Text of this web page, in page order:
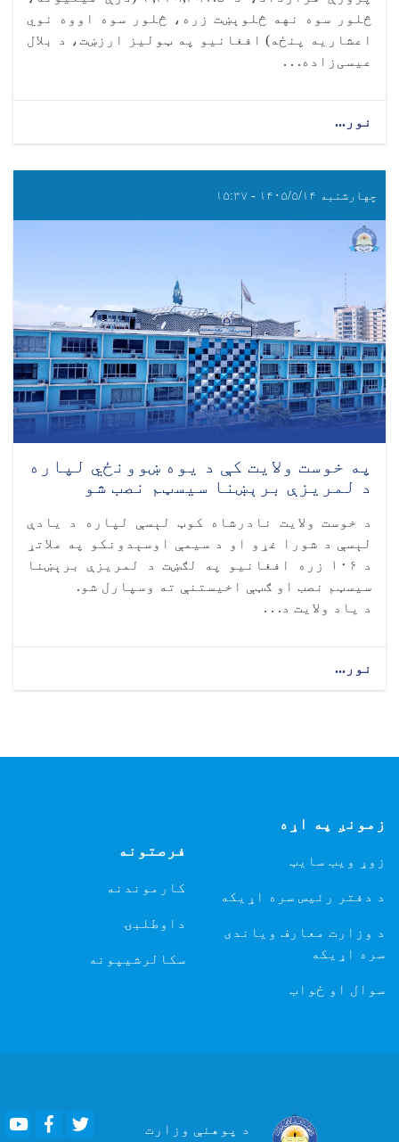
څلور سوه نهه څلوېښت زره، څلور سوه اووه نوي
اعشاریه پنځه) افغانیو په ټولیز ارزښت، د بلال
عیسی‌زاده. . .
نور...
چهارشنبه ۱۴۰۵/۵/۱۴ - ۱۵:۳۷
په خوست ولایت کې د یوه ښوونځي لپاره
د لمریزې برېښنا سیسټم نصب شو
د خوست ولایت نادرشاه کوټ لېسې لپاره د یادې
لېسې د شورا غړو او د سیمې اوسېدونکو په ملاتړ
د ۱۰۶ زره افغانیو په لګښت د لمریزې برېښنا
سیسټم نصب او ګټې اخیستنې ته وسپارل شو.
د یاد ولایت د. . .
نور...
زمونږ په اړه
زوړ ویب سایټ
د دفتر رئیس سره اړیکه
د وزارت معارف ویاندی
سره اړیکه
سوال او ځواب
فرصتونه
کارموندنه
داوطلبۍ
سکالرشیپونه
د پوهنې وزارت
YoutubeFacebook